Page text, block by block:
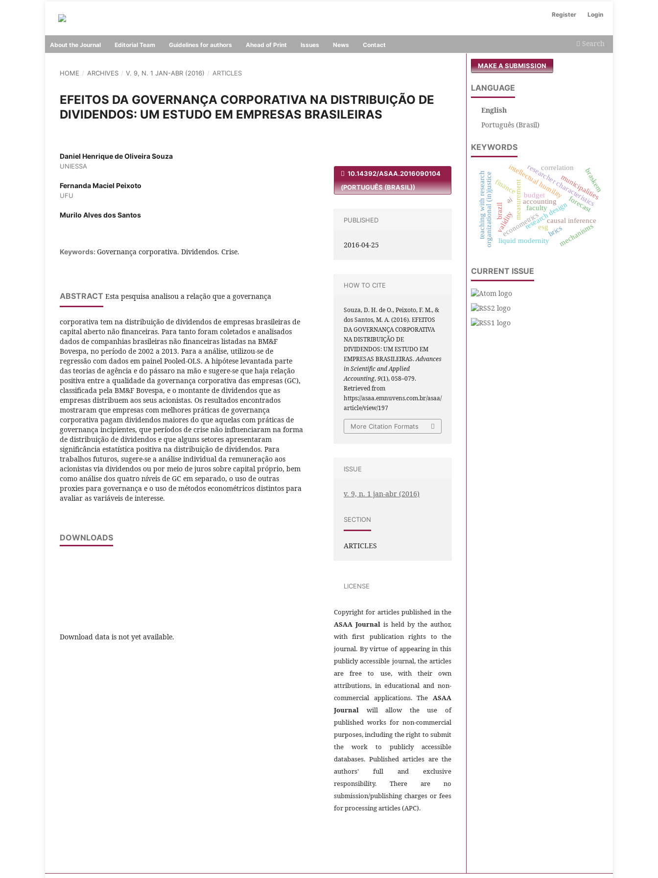
About the Journal Editorial Team Guidelines for authors Ahead of Print Issues News Contact Search
Register Login
HOME / ARCHIVES / V. 9, N. 1 JAN-ABR (2016) / ARTICLES
EFEITOS DA GOVERNANÇA CORPORATIVA NA DISTRIBUIÇÃO DE
DIVIDENDOS: UM ESTUDO EM EMPRESAS BRASILEIRAS
Daniel Henrique de Oliveira Souza
UNIESSA
Fernanda Maciel Peixoto
UFU
Murilo Alves dos Santos
Keywords: Governança corporativa. Dividendos. Crise.
ABSTRACT Esta pesquisa analisou a relação que a governança
corporativa tem na distribuição de dividendos de empresas brasileiras de
capital aberto não financeiras. Para tanto foram coletados e analisados
dados de companhias brasileiras não financeiras listadas na BM&F
Bovespa, no período de 2002 a 2013. Para a análise, utilizou-se de
regressão com dados em painel Pooled-OLS. A hipótese levantada parte
das teorias de agência e do pássaro na mão e sugere-se que haja relação
positiva entre a qualidade da governança corporativa das empresas (GC),
classificada pela BM&F Bovespa, e o montante de dividendos que as
empresas distribuem aos seus acionistas. Os resultados encontrados
mostraram que empresas com melhores práticas de governança
corporativa pagam dividendos maiores do que aquelas com práticas de
governança incipientes, que períodos de crise não influenciaram na forma
de distribuição de dividendos e que alguns setores apresentaram
significância estatística positiva na distribuição de dividendos. Para
trabalhos futuros, sugere-se a análise individual da remuneração aos
acionistas via dividendos ou por meio de juros sobre capital próprio, bem
como análise dos quatro níveis de GC em separado, o uso de outras
proxies para governança e o uso de métodos econométricos distintos para
avaliar as variáveis de interesse.
DOWNLOADS
Download data is not yet available.
10.14392/ASAA.2016090104
(PORTUGUÊS (BRASIL))
PUBLISHED
2016-04-25
HOW TO CITE
Souza, D. H. de O., Peixoto, F. M., &
dos Santos, M. A. (2016). EFEITOS
DA GOVERNANÇA CORPORATIVA
NA DISTRIBUIÇÃO DE
DIVIDENDOS: UM ESTUDO EM
EMPRESAS BRASILEIRAS.Advances
in Scientific and Applied
Accounting,9(1), 058–079.
Retrieved from
https://asaa.emnuvens.com.br/asaa/
article/view/197
More Citation Formats
ISSUE
v. 9, n. 1 jan-abr (2016)
SECTION
ARTICLES
LICENSE
Copyright for articles published in the
ASAA Journal is held by the author,
with first publication rights to the
journal. By virtue of appearing in this
publicly accessible journal, the articles
are free to use, with their own
attributions, in educational and non-
commercial applications. The ASAA
Journal will allow the use of
published works for non-commercial
purposes, including the right to submit
the work to publicly accessible
databases. Published articles are the
authors' full and exclusive
responsibility. There are no
submission/publishing charges or fees
for processing articles (APC).
MAKE A SUBMISSION
LANGUAGE
English
Português (Brasil)
KEYWORDS
causal inference
research design
econometrics
accounting
mechanisms
measurement
validity
intellectual humility
researcher characteristics
finance
ai
liquid modernity
municipalities
budget forecast
braskem
organizational (in)justice faculty
brazil
correlation
teaching with research esgbrics
CURRENT ISSUE